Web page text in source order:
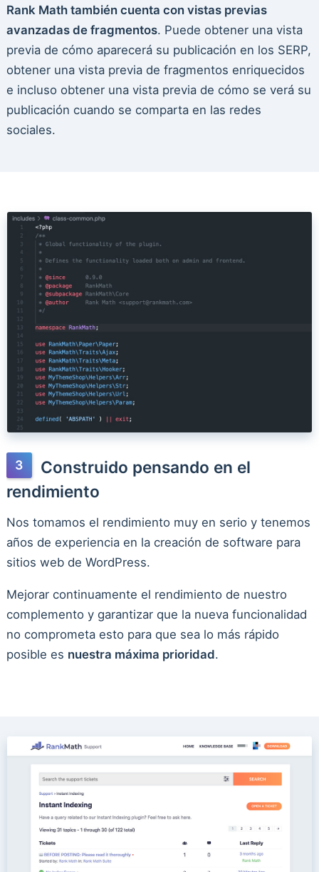
Rank Math también cuenta con vistas previas
avanzadas de fragmentos. Puede obtener una vista
previa de cómo aparecerá su publicación en los SERP,
obtener una vista previa de fragmentos enriquecidos
e incluso obtener una vista previa de cómo se verá su
publicación cuando se comparta en las redes
sociales.
Construido pensando en el
rendimiento
Nos tomamos el rendimiento muy en serio y tenemos
años de experiencia en la creación de software para
sitios web de WordPress.
Mejorar continuamente el rendimiento de nuestro
complemento y garantizar que la nueva funcionalidad
no comprometa esto para que sea lo más rápido
posible es nuestra máxima prioridad.